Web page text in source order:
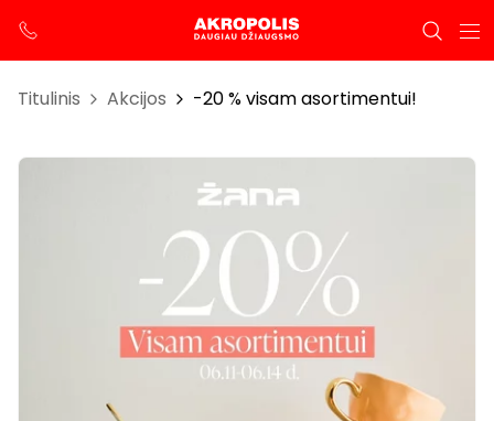
Titulinis Akcijos -20 % visam asortimentui!